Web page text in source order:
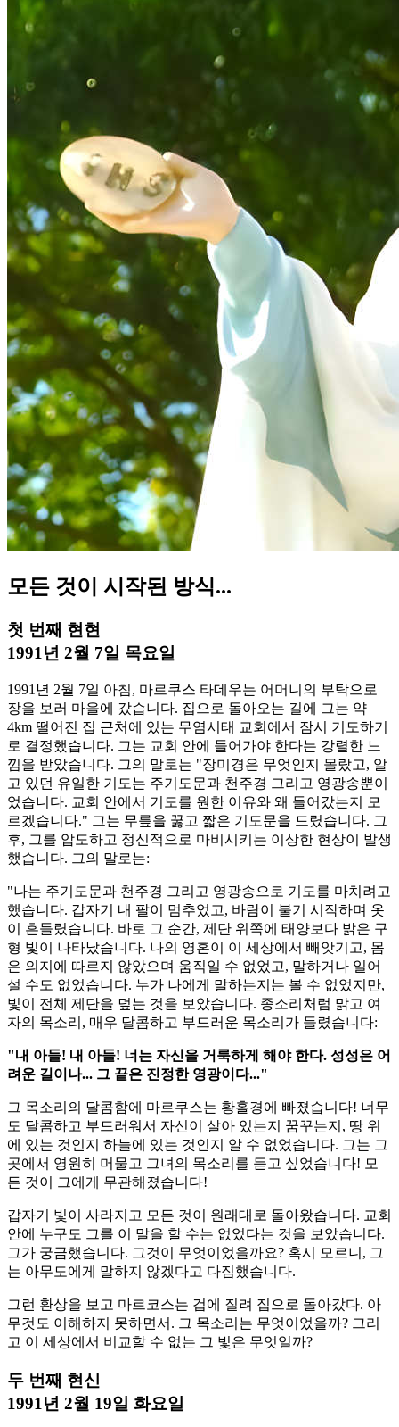
모든 것이 시작된 방식...
첫 번째 현현
1991년 2월 7일 목요일
1991년 2월 7일 아침, 마르쿠스 타데우는 어머니의 부탁으로
장을 보러 마을에 갔습니다. 집으로 돌아오는 길에 그는 약
4km 떨어진 집 근처에 있는 무염시태 교회에서 잠시 기도하기
로 결정했습니다. 그는 교회 안에 들어가야 한다는 강렬한 느
낌을 받았습니다. 그의 말로는 "장미경은 무엇인지 몰랐고, 알
고 있던 유일한 기도는 주기도문과 천주경 그리고 영광송뿐이
었습니다. 교회 안에서 기도를 원한 이유와 왜 들어갔는지 모
르겠습니다." 그는 무릎을 꿇고 짧은 기도문을 드렸습니다. 그
후, 그를 압도하고 정신적으로 마비시키는 이상한 현상이 발생
했습니다. 그의 말로는:
"나는 주기도문과 천주경 그리고 영광송으로 기도를 마치려고
했습니다. 갑자기 내 팔이 멈추었고, 바람이 불기 시작하며 옷
이 흔들렸습니다. 바로 그 순간, 제단 위쪽에 태양보다 밝은 구
형 빛이 나타났습니다. 나의 영혼이 이 세상에서 빼앗기고, 몸
은 의지에 따르지 않았으며 움직일 수 없었고, 말하거나 일어
설 수도 없었습니다. 누가 나에게 말하는지는 볼 수 없었지만,
빛이 전체 제단을 덮는 것을 보았습니다. 종소리처럼 맑고 여
자의 목소리, 매우 달콤하고 부드러운 목소리가 들렸습니다:
"내 아들! 내 아들! 너는 자신을 거룩하게 해야 한다. 성성은 어
려운 길이나... 그 끝은 진정한 영광이다..."
그 목소리의 달콤함에 마르쿠스는 황홀경에 빠졌습니다! 너무
도 달콤하고 부드러워서 자신이 살아 있는지 꿈꾸는지, 땅 위
에 있는 것인지 하늘에 있는 것인지 알 수 없었습니다. 그는 그
곳에서 영원히 머물고 그녀의 목소리를 듣고 싶었습니다! 모
든 것이 그에게 무관해졌습니다!
갑자기 빛이 사라지고 모든 것이 원래대로 돌아왔습니다. 교회
안에 누구도 그를 이 말을 할 수는 없었다는 것을 보았습니다.
그가 궁금했습니다. 그것이 무엇이었을까요? 혹시 모르니, 그
는 아무도에게 말하지 않겠다고 다짐했습니다.
그런 환상을 보고 마르코스는 겁에 질려 집으로 돌아갔다. 아
무것도 이해하지 못하면서. 그 목소리는 무엇이었을까? 그리
고 이 세상에서 비교할 수 없는 그 빛은 무엇일까?
두 번째 현신
1991년 2월 19일 화요일